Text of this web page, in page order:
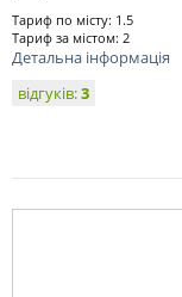
Тариф по місту: 1.5
Тариф за містом: 2
Детальна інформація
відгуків:3